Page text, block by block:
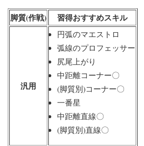
脚質(作戦) 習得おすすめスキル
汎用
円弧のマエストロ
弧線のプロフェッサー
尻尾上がり
中距離コーナー〇
(脚質別)コーナー〇
一番星
中距離直線〇
(脚質別)直線〇